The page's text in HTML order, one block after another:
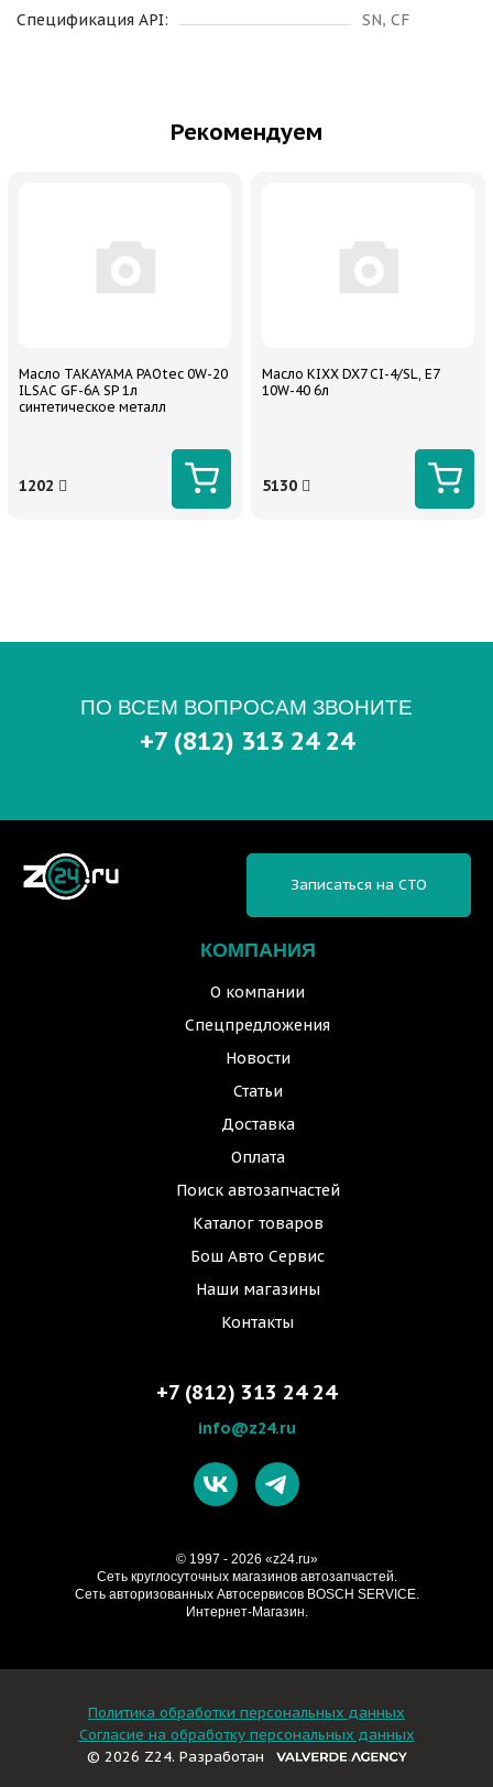
Спецификация API:
SN, CF
Рекомендуем
Масло TAKAYAMA PAOtec 0W-20
ILSAC GF-6A SP 1л
синтетическое металл
1202
Масло KIXX DX7 CI-4/SL, E7
10W-40 6л
5130
ПО ВСЕМ ВОПРОСАМ ЗВОНИТЕ
+7 (812) 313 24 24
КОМПАНИЯ
О компании
Спецпредложения
Новости
Статьи
Доставка
Оплата
Поиск автозапчастей
Каталог товаров
Бош Авто Сервис
Наши магазины
Контакты
Записаться на СТО
+7 (812) 313 24 24
info@z24.ru
© 1997 - 2026 «z24.ru»
Cеть круглосуточных магазинов автозапчастей.
Сеть авторизованных Автосервисов BOSCH SERVICE.
Интернет-Магазин.
Политика обработки персональных данных
Согласие на обработку персональных данных
© 2026 Z24. Разработан